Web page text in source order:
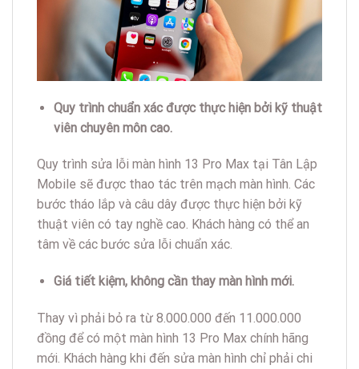
Quy trình chuẩn xác được thực hiện bởi kỹ thuật
viên chuyên môn cao.
Quy trình sửa lỗi màn hình 13 Pro Max tại Tân Lập
Mobile sẽ được thao tác trên mạch màn hình. Các
bước tháo lắp và câu dây được thực hiện bởi kỹ
thuật viên có tay nghề cao. Khách hàng có thể an
tâm về các bước sửa lỗi chuẩn xác.
Giá tiết kiệm, không cần thay màn hình mới.
Thay vì phải bỏ ra từ 8.000.000 đến 11.000.000
đồng để có một màn hình 13 Pro Max chính hãng
mới. Khách hàng khi đến sửa màn hình chỉ phải chi